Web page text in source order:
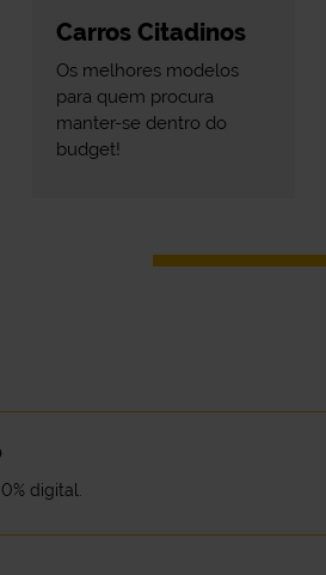
Carros Citadinos
Os melhores modelos
para quem procura
manter-se dentro do
budget!
digital.
longa duração.